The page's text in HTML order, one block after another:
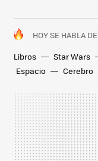
HOY SE HABLA DE
Libros
Star Wars
Espacio
Cerebro